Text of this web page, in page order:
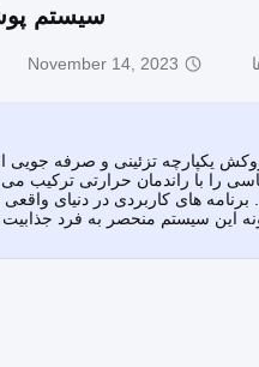
سیستم
November 14, 2023
را با راندمان حرارتی ترکیب
های کاربردی در دنیای
این سیستم منحصر به فرد